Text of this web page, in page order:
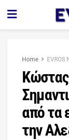
Home EVROS
από τα
την